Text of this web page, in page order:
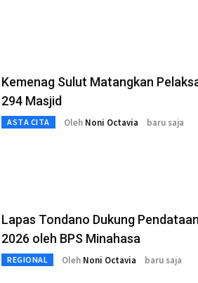
Kemenag Sulut Matangkan
294 Masjid
ASTA CITA Oleh Noni Octavia baru saja
Lapas Tondano Dukung
2026 oleh BPS Minahasa
REGIONAL Oleh Noni Octavia baru saja